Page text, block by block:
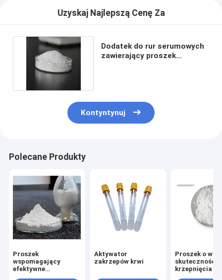
Uzyskaj Najlepszą Cenę Za
Dodatek do rur serumowych
zawierający proszek
Kontyntynuj
Polecane Produkty
Proszek
wspomagający
efektywne
Aktywator
zakrzepów krwi
Proszek o
skuteczności
krzepnięcia